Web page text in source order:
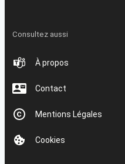
Consultez aussi
À propos
Contact
Mentions Légales
Cookies